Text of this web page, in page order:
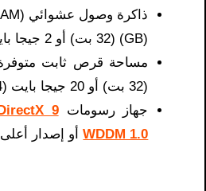
(GB) (32 بت) أو 2 جيجا بايت (RAM) (64 بت).
(32 بت) أو 20 جيجا بايت (64 بت).
جهاز رسوماتDirectX 9
WDDM 1.0أو إصدار